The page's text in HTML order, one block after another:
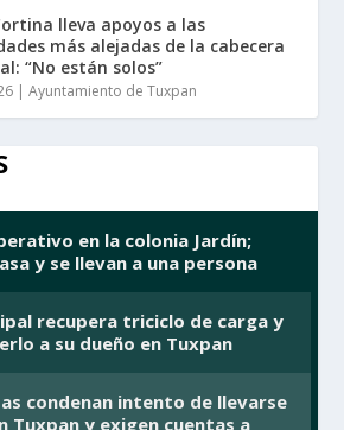
lleva apoyos a las
más alejadas de la cabecera
“No están solos”
|Ayuntamiento de Tuxpan